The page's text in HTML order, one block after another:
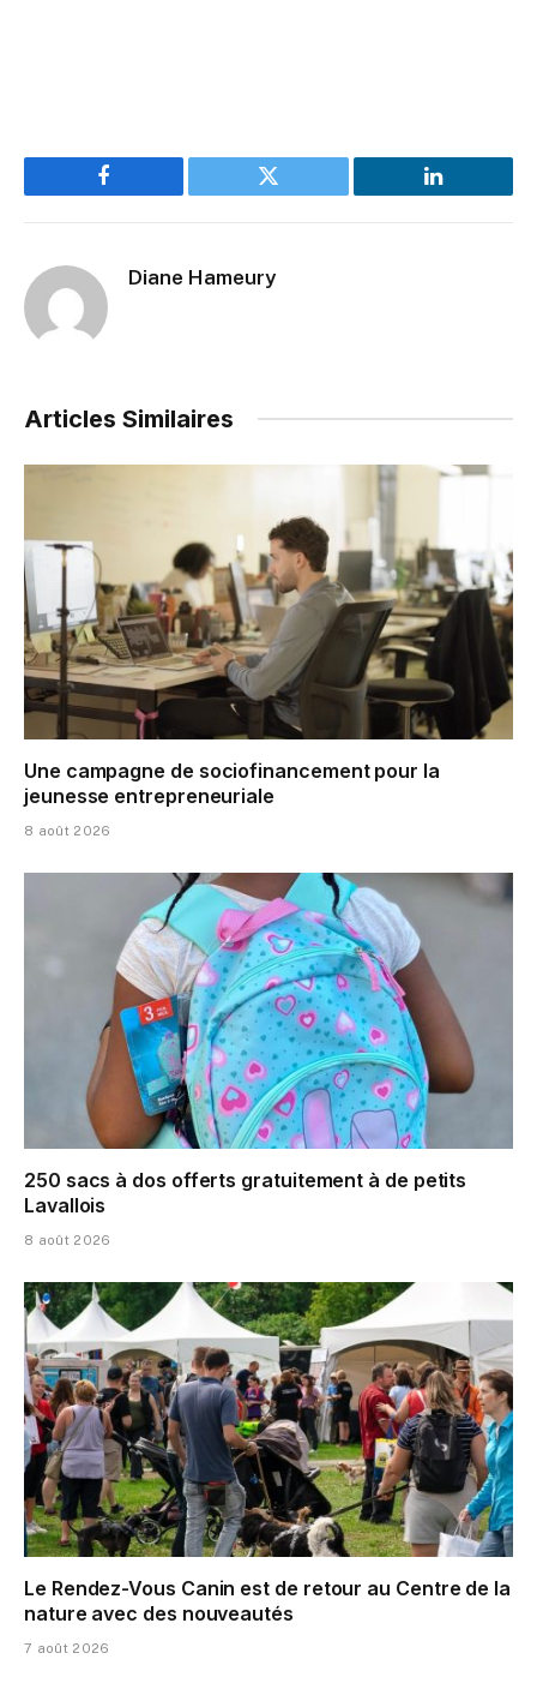
Facebook Twitter LinkedIn
Diane Hameury
Articles Similaires
Une campagne de sociofinancement pour la
jeunesse entrepreneuriale
8 août 2026
250 sacs à dos offerts gratuitement à de petits
Lavallois
8 août 2026
Le Rendez-Vous Canin est de retour au Centre de la
nature avec des nouveautés
7 août 2026